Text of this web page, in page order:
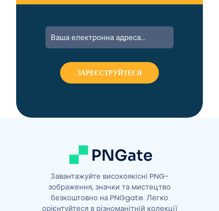
Завантажуйте високоякісні PNG-
зображення, значки та мистецтво
безкоштовно на PNGgate. Легко
орієнтуйтеся в різноманітній колекції